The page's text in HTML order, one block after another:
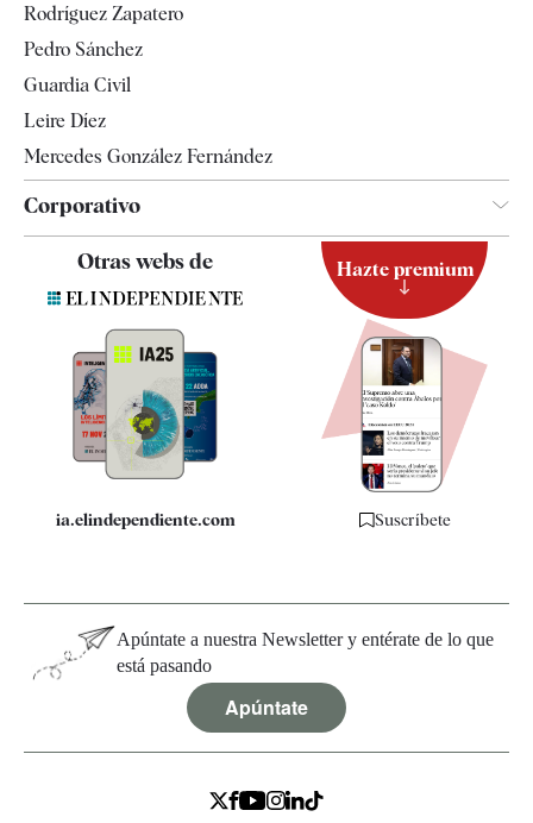
Televisión
Rodríguez Zapatero
Pedro Sánchez
Guardia Civil
Leire Díez
Mercedes González Fernández
Corporativo
Quiénes somos
Especificaciones
Otras webs de
ia.elindependiente.com
Hazte premium
Suscríbete
Apúntate a nuestra Newsletter y entérate de lo que
está pasando
Apúntate